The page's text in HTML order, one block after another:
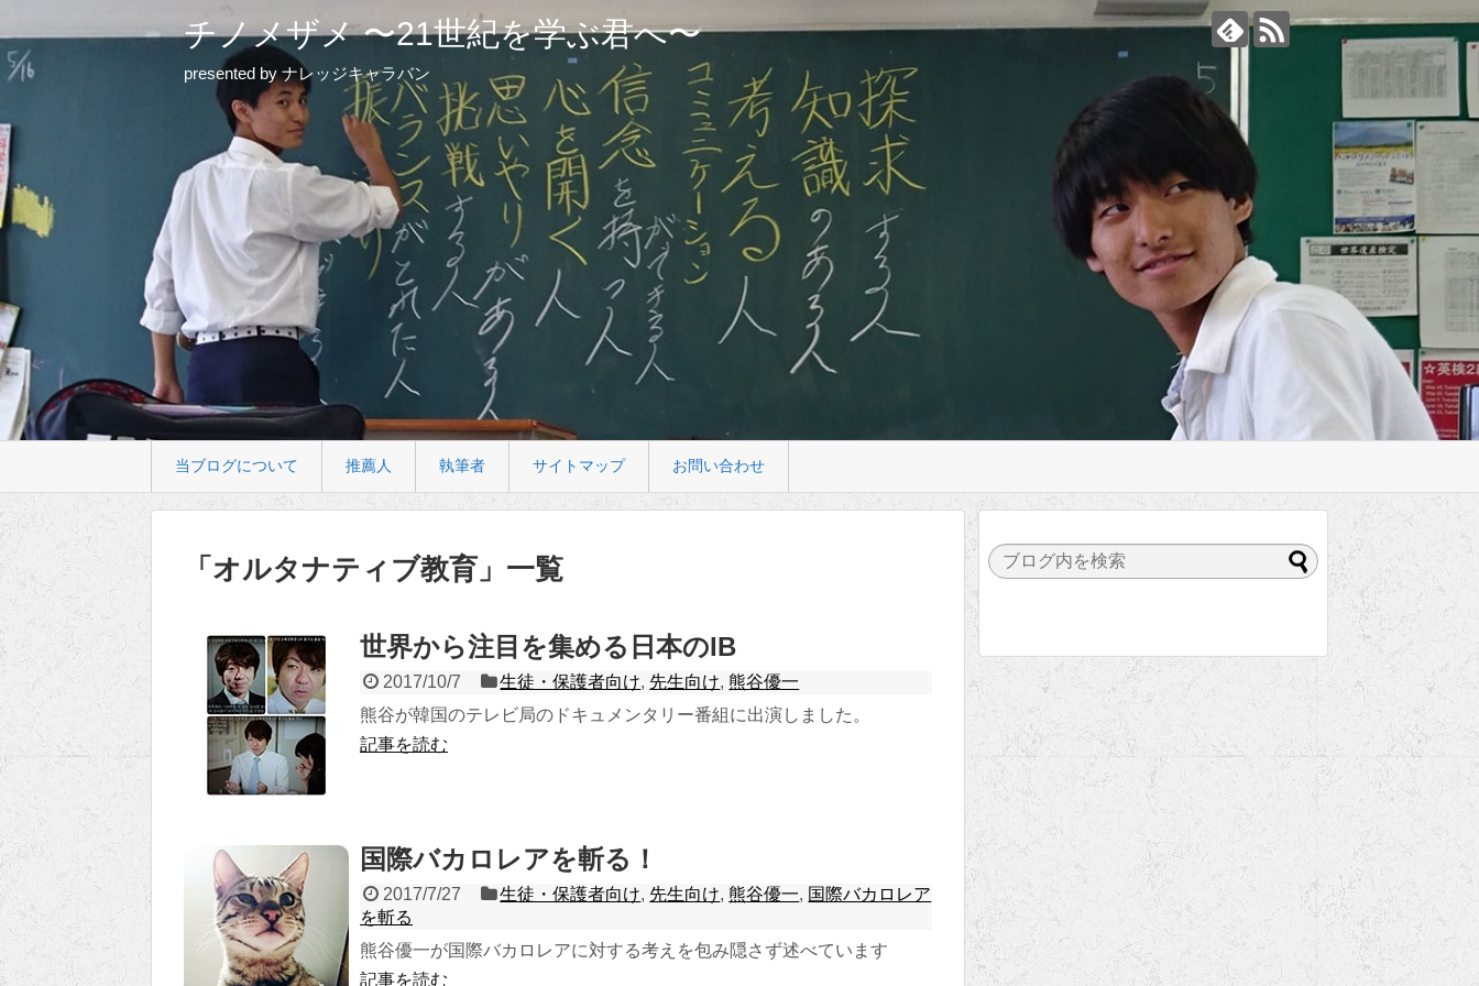
チノメザメ 〜21世紀を学ぶ君へ〜
presented by ナレッジキャラバン
当ブログについて 推薦人 執筆者 サイトマップ お問い合わせ
「 オルタナティブ教育 」 一覧
世界から注目を集める日本のIB
2017/10/7 生徒・保護者向け, 先生向け,熊谷優一
熊谷が韓国のテレビ局のドキュメンタリー番組に出演しました。
記事を読む
国際バカロレアを斬る！
2017/7/27 生徒・保護者向け, 先生向け,熊谷優一, 国際バカロレア
を斬る
熊谷優一が国際バカロレアに対する考えを包み隠さず述べています
記事を読む